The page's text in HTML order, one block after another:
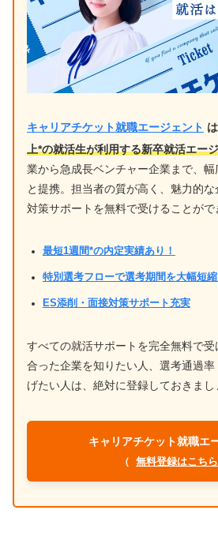
キャリアチケット就職エージェント は
上*の就活生が利用する新卒就活エー
業から急成長ベンチャー企業まで、
と提携。担当者の質が高く、魅力的
対策サポートを無料で受けることがで
最短1週間*の内定実績あり！
特別選考フローで選考期間を大幅短縮
ES添削・面接対策サポート充実
すべての就活サポートを完全無料で
合った企業を知りたい人、選考通過
げたい人は、絶対に登録しておきまし
キャリアチケット就職エ
（ 無料登録はこちら